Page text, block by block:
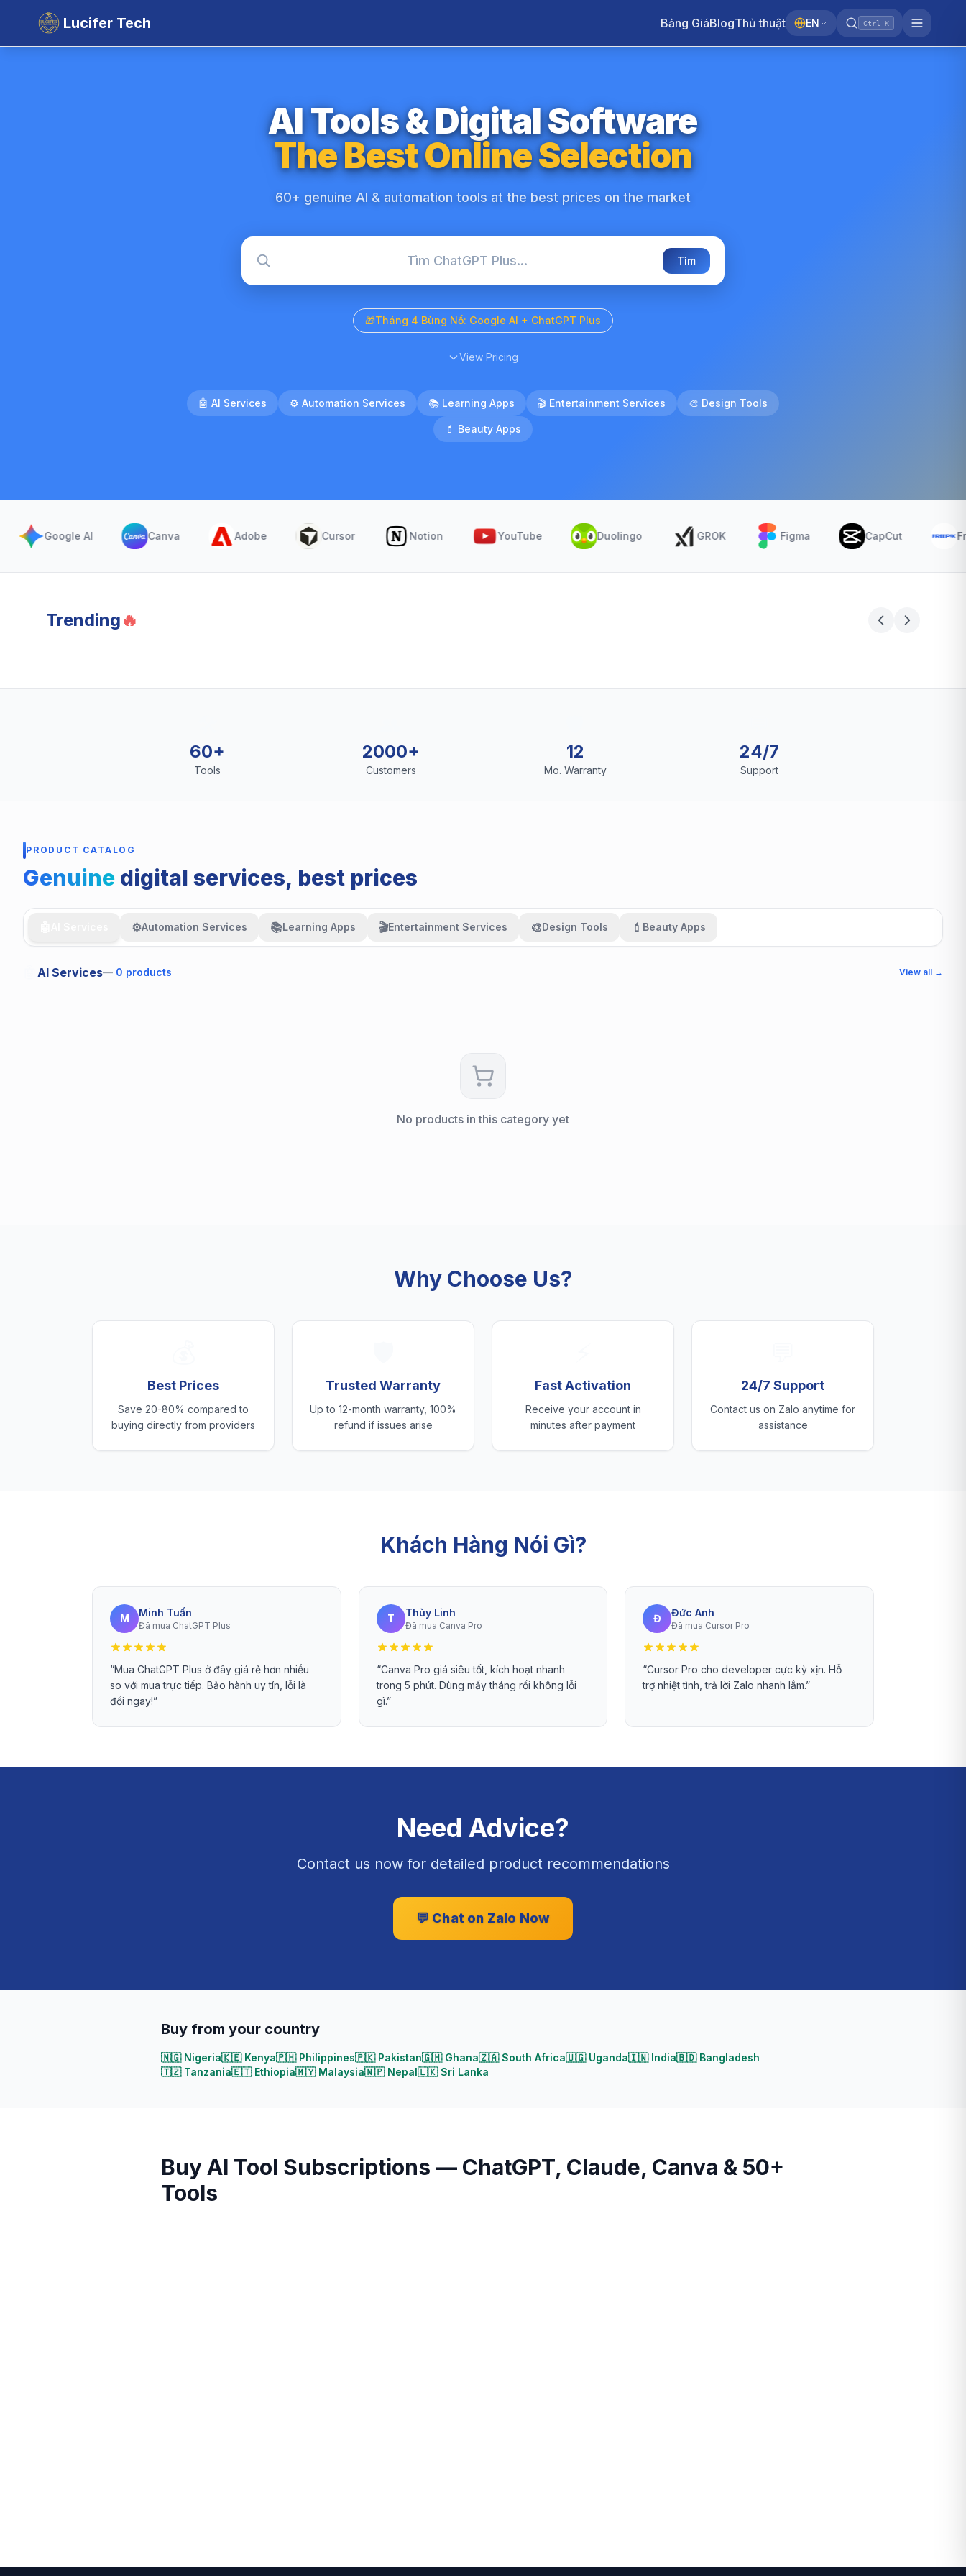
Lucifer Tech Bảng GiáBlogThủ thuật EN Ctrl K
AI Tools & Digital Software
The Best Online Selection
60+ genuine AI & automation tools at the best prices on the market
Tìm ChatGPT Plus... Tìm
🎁Tháng 4 Bùng Nổ: Google AI + ChatGPT Plus
View Pricing
🤖 AI Services ⚙️ Automation Services 📚 Learning Apps 🎬 Entertainment Services 🎨 Design Tools
💄 Beauty Apps
Google AI Canva Adobe Cursor Notion YouTube Duolingo GROK Figma CapCut Freepik
Trending🔥
60+
Tools
2000+
Customers
12
Mo. Warranty
24/7
Support
PRODUCT CATALOG
Genuine digital services, best prices
⚙️Automation Services 📚Learning Apps 🎬Entertainment Services 🎨Design Tools 💄 Beauty Apps
AI Services— 0 products View all →
No products in this category yet
Why Choose Us?
Best Prices
Save 20-80% compared to
buying directly from providers
Trusted Warranty
Up to 12-month warranty, 100%
refund if issues arise
Fast Activation
Receive your account in
minutes after payment
24/7 Support
Contact us on Zalo anytime for
assistance
Khách Hàng Nói Gì?
M Minh Tuấn
Đã mua ChatGPT Plus
“Mua ChatGPT Plus ở đây giá rẻ hơn nhiều
so với mua trực tiếp. Bảo hành uy tín, lỗi là
đổi ngay!”
T Thùy Linh
Đã mua Canva Pro
“Canva Pro giá siêu tốt, kích hoạt nhanh
trong 5 phút. Dùng mấy tháng rồi không lỗi
gì.”
Đ Đức Anh
Đã mua Cursor Pro
“Cursor Pro cho developer cực kỳ xịn. Hỗ
trợ nhiệt tình, trả lời Zalo nhanh lắm.”
Need Advice?
Contact us now for detailed product recommendations
💬 Chat on Zalo Now
Buy from your country
🇳🇬 Nigeria🇰🇪 Kenya🇵🇭 Philippines🇵🇰 Pakistan🇬🇭 Ghana🇿🇦 South Africa🇺🇬 Uganda🇮🇳 India🇧🇩 Bangladesh
🇹🇿 Tanzania🇪🇹 Ethiopia🇲🇾 Malaysia🇳🇵 Nepal🇱🇰 Sri Lanka
Buy AI Tool Subscriptions — ChatGPT, Claude, Canva & 50+
Tools